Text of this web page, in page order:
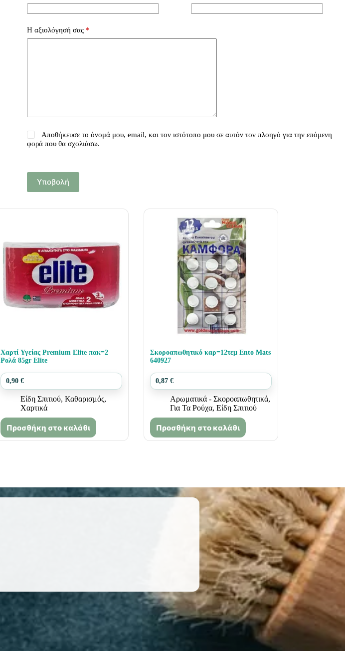
Η αξιολόγησή σας *
Αποθήκευσε το όνομά μου, email, και τον ιστότοπο μου σε αυτόν τον πλοηγό για την επόμενη
φορά που θα σχολιάσω.
Υποβολή
Χαρτί Υγείας Premium Elite πακ=2
Ρολά 85gr Elite
0,90 €
Είδη Σπιτιού, Καθαρισμός,
Χαρτικά
Προσθήκη στο καλάθι
Σκοροαπωθητικό καρ=12τεμ Ento Mats
640927
0,87 €
Αρωματικά - Σκοροαπωθητικά,
Για Τα Ρούχα, Είδη Σπιτιού
Προσθήκη στο καλάθι